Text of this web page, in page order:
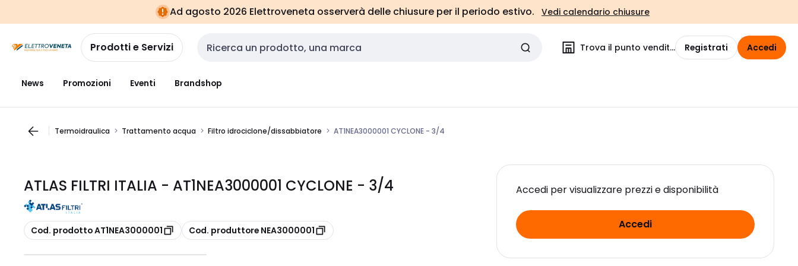
navigazionealla
pagina
Ad agosto 2026 Elettroveneta osserverà delle chiusure per il periodo estivo. Vedi calendario chiusure
Prodotti e Servizi Cerca input Trova il punto vendita Registrati Accedi
News Promozioni Eventi Brandshop
Termoidraulica Trattamento acqua Filtro idrociclone/dissabbiatore AT1NEA3000001 CYCLONE - 3/4
ATLAS FILTRI ITALIA - AT1NEA3000001 CYCLONE - 3/4
copia
Cod. prodotto AT1NEA3000001 copia
Cod. produttore NEA3000001
Accedi per visualizzare prezzi e disponibilità
Accedi